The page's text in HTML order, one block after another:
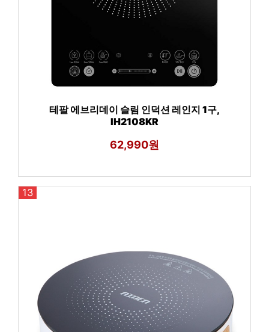
테팔 에브리데이 슬림 인덕션 레인지 1구,
IH2108KR
62,990원
13